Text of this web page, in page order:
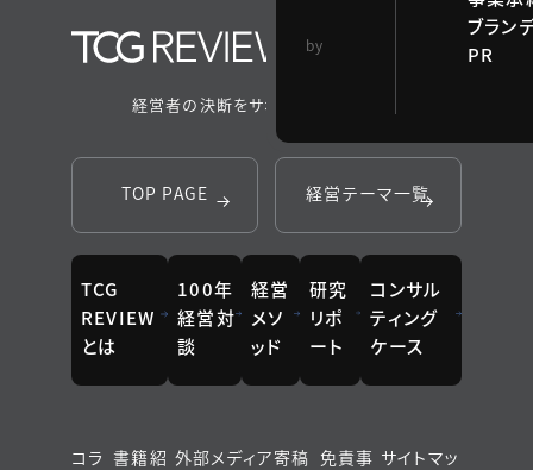
ブラン
PR
by
経営者の決断をサポートするメディア
TOP PAGE 経営テーマ一覧
TCG
REVIEW
とは
100年
経営対
談
経営
メソ
ッド
研究
リポ
ート
コンサル
ティング
ケース
コラ 書籍紹 外部メディア寄稿 免責事 サイトマッ